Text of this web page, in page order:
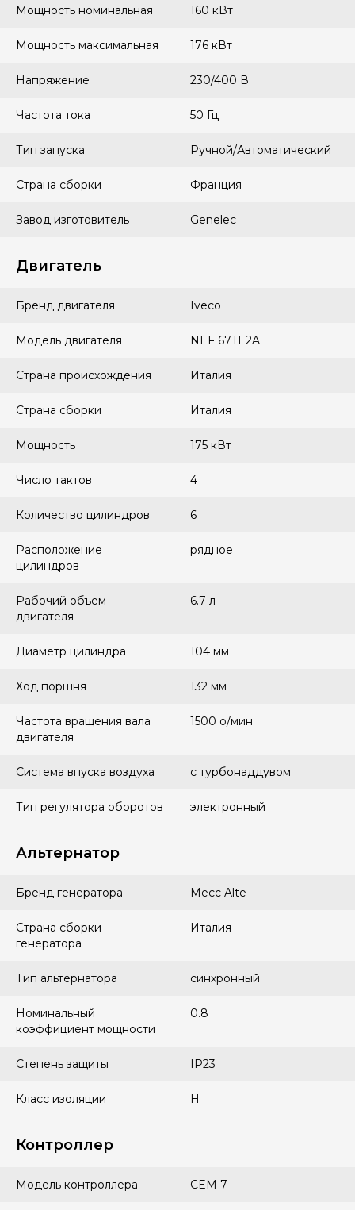
Мощность номинальная 160 кВт
Мощность максимальная 176 кВт
Напряжение 230/400 В
Частота тока 50 Гц
Тип запуска Ручной/Автоматический
Страна сборки Франция
Завод изготовитель Genelec
Двигатель
Бренд двигателя Iveco
Модель двигателя NEF 67TE2A
Страна происхождения Италия
Страна сборки Италия
Мощность 175 кВт
Число тактов 4
Количество цилиндров 6
Расположение
цилиндров
рядное
Рабочий объем
двигателя
6.7 л
Диаметр цилиндра 104 мм
Ход поршня 132 мм
Частота вращения вала
двигателя
1500 о/мин
Система впуска воздуха с турбонаддувом
Тип регулятора оборотов электронный
Альтернатор
Бренд генератора Mecc Alte
Страна сборки
генератора
Италия
Тип альтернатора синхронный
Номинальный
коэффициент мощности
0.8
Степень защиты IP23
Класс изоляции H
Контроллер
Модель контроллера СEM 7